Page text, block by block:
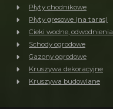
Płyty chodnikowe
Płyty gresowe (na taras)
Cieki wodne, odwodnienia
Schody ogrodowe
Gazony ogrodowe
Kruszywa dekoracyjne
Kruszywa budowlane